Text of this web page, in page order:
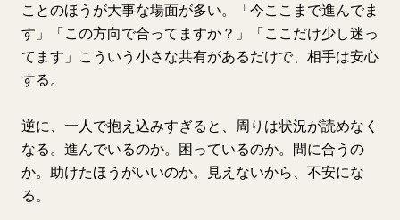
ことのほうが大事な場面が多い。「今ここまで進んでま
す」「この方向で合ってますか？」「ここだけ少し迷っ
てます」こういう小さな共有があるだけで、相手は安心
する。
逆に、一人で抱え込みすぎると、周りは状況が読めなく
なる。進んでいるのか。困っているのか。間に合うの
か。助けたほうがいいのか。見えないから、不安にな
る。